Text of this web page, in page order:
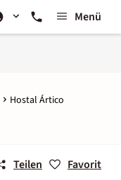
Menü
Hostal Ártico
Teilen Favorit